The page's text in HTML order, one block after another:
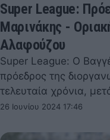
Super League:
Μαρινάκης -
Αλαφούζου
Super League: Ο
πρόεδρος της
τελευταία χρόνια,
26 Ιουνίου 2024 17:46